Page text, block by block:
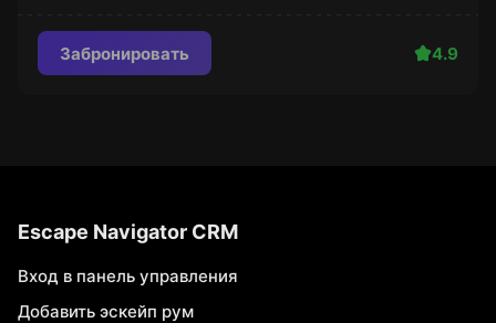
Забронировать 4.9
Escape Navigator CRM
Вход в панель управления
Добавить эскейп рум